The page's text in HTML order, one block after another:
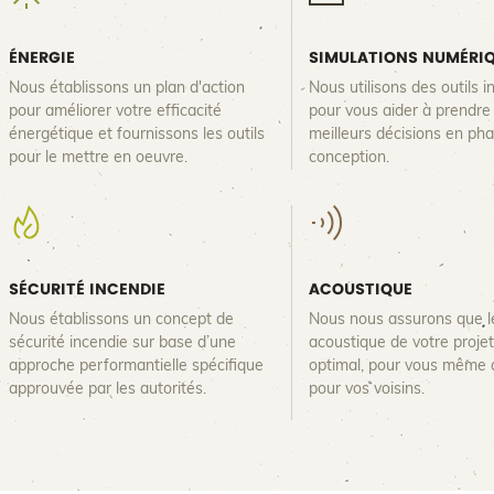
ÉNERGIE
Nous établissons un plan d'action
pour améliorer votre efficacité
énergétique et fournissons les outils
pour le mettre en oeuvre.
SIMULATIONS
Nous utilisons des outils
pour vous aider à prendre
meilleurs décisions en
conception.
SÉCURITÉ INCENDIE
Nous établissons un concept de
sécurité incendie sur base d’une
approche performantielle spécifique
approuvée par les autorités.
ACOUSTIQUE
Nous nous assurons que
acoustique de votre
optimal, pour vous même
pour vos voisins.